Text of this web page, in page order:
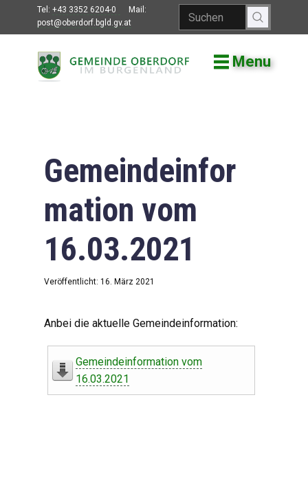
Tel: +43 3352 6204-0
Mail:
post@oberdorf.bgld.gv.at
Menu
Willkommen
Gemeindeamt
Gemeinderat
Bildung
Vereine
Leben in Oberdorf
Gemeindeinfor
mation vom
16.03.2021
Veröffentlicht: 16. März 2021
Anbei die aktuelle Gemeindeinformation:
Gemeindeinformation vom
16.03.2021